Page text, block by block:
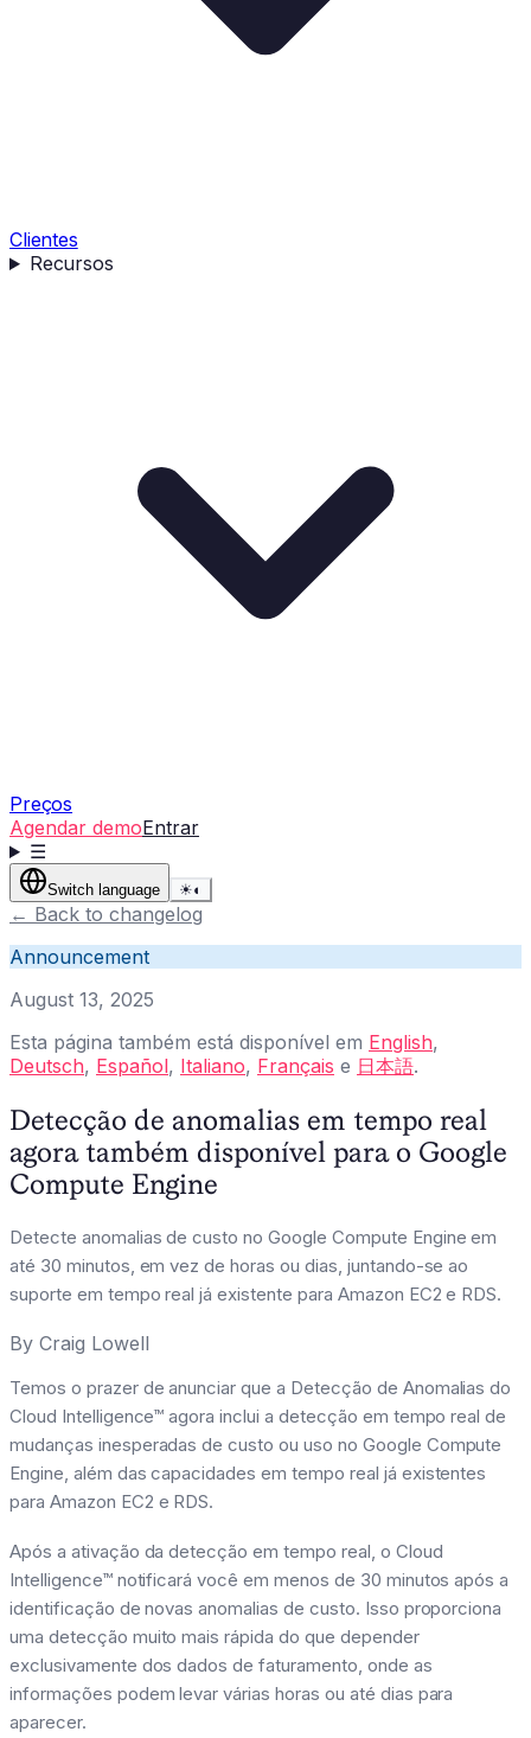
Clientes
Recursos
Preços
Agendar demoEntrar
☰
Switch language ☀◐
← Back to changelog
Announcement
August 13, 2025
Esta página também está disponível em English,
Deutsch, Español, Italiano, Français e 日本語.
Detecção de anomalias em tempo real
agora também disponível para o Google
Compute Engine
Detecte anomalias de custo no Google Compute Engine em
até 30 minutos, em vez de horas ou dias, juntando-se ao
suporte em tempo real já existente para Amazon EC2 e RDS.
By Craig Lowell
Temos o prazer de anunciar que a Detecção de Anomalias do
Cloud Intelligence™ agora inclui a detecção em tempo real de
mudanças inesperadas de custo ou uso no Google Compute
Engine, além das capacidades em tempo real já existentes
para Amazon EC2 e RDS.
Após a ativação da detecção em tempo real, o Cloud
Intelligence™ notificará você em menos de 30 minutos após a
identificação de novas anomalias de custo. Isso proporciona
uma detecção muito mais rápida do que depender
exclusivamente dos dados de faturamento, onde as
informações podem levar várias horas ou até dias para
aparecer.